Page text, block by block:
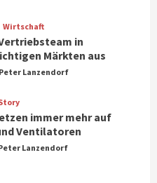
2026 zurück und prägt
in
Märkten aus
Wirtschaft
in
Märkten aus
Peter Lanzendorf
immer mehr auf
Ventilatoren
Lanzendorf